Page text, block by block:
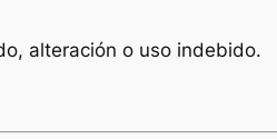
alteración o uso indebido.